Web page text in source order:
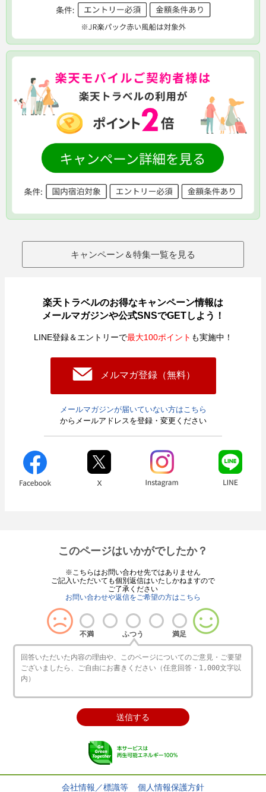
キャンペーン＆特集一覧を見る
楽天トラベルのお得なキャンペーン情報は
メールマガジンや公式SNSでGETしよう！
LINE登録＆エントリーで最大100ポイント も実施中！
メルマガ登録（無料）
メールマガジンが届いていない方はこちら
からメールアドレスを登録・変更ください
このページはいかがでしたか？
※こちらはお問い合わせ先ではありません
ご記入いただいても個別返信はいたしかねますので
ご了承ください
お問い合わせや返信をご希望の方はこちら
不満 ふつう 満足
会社情報／標識等 個人情報保護方針